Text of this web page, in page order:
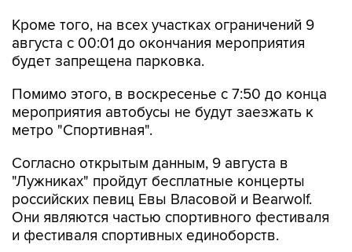
Кроме того, на всех участках ограничений 9
августа с 00:01 до окончания мероприятия
будет запрещена парковка.
Помимо этого, в воскресенье с 7:50 до конца
мероприятия автобусы не будут заезжать к
метро "Спортивная".
Согласно открытым данным, 9 августа в
"Лужниках" пройдут бесплатные концерты
российских певиц Евы Власовой и Bearwolf.
Они являются частью спортивного фестиваля
и фестиваля спортивных единоборств.